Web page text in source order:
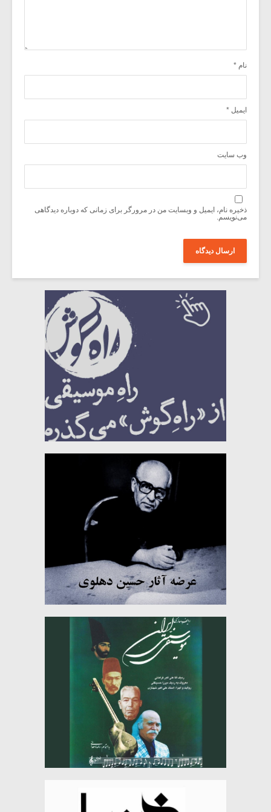
نام *
ایمیل *
وب‌ سایت
ذخیره نام، ایمیل و وبسایت من در مرورگر برای زمانی که دوباره دیدگاهی
می‌نویسم.